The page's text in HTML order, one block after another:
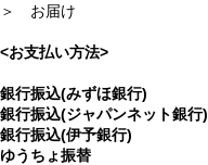
＞ お届け
<お支払い方法>
銀行振込(みずほ銀行)
銀行振込(ジャパンネット銀行)
銀行振込(伊予銀行)
ゆうちょ振替